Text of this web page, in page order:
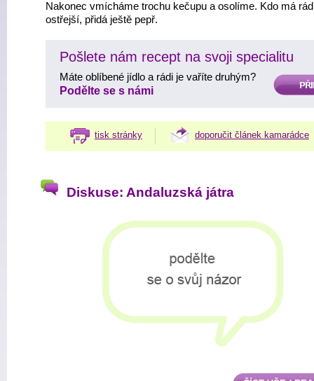
Nakonec vmícháme trochu kečupu a osolíme. Kdo má
ostřejší, přidá ještě pepř.
Pošlete nám recept na svoji specialitu
PŘIDAT
Máte oblíbené jídlo a rádi je vaříte druhým?
Podělte se s námi
tisk stránky doporučit článek kamarádce
Diskuse: Andaluzská játra